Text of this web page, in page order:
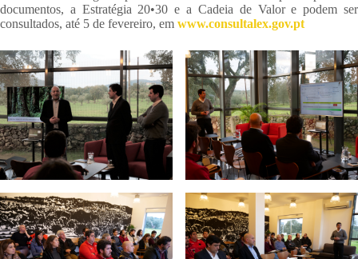
documentos, a Estratégia 20•30 e a Cadeia de Valor e podem ser
consultados, até 5 de fevereiro, em www.consultalex.gov.pt